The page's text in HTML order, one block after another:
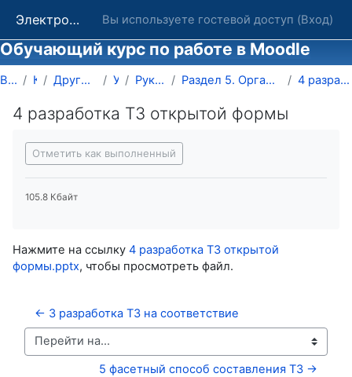
Электронные курсы ОГУ в системе обучения Moodle Вы используете гостевой доступ (Вход)
Обучающий курс по работе в Moodle
В начало Курсы Другие подразделения ОГУ УРТИИ Руководство Moodle Раздел 5. Организуем тестирование в электронном курсе 4 разработка ТЗ открытой формы
4 разработка ТЗ открытой формы
Отметить как выполненный
105.8 Кбайт
Нажмите на ссылку 4 разработка ТЗ открытой
формы.pptx, чтобы просмотреть файл.
← 3 разработка ТЗ на соответствие
Перейти на...
5 фасетный способ составления ТЗ →